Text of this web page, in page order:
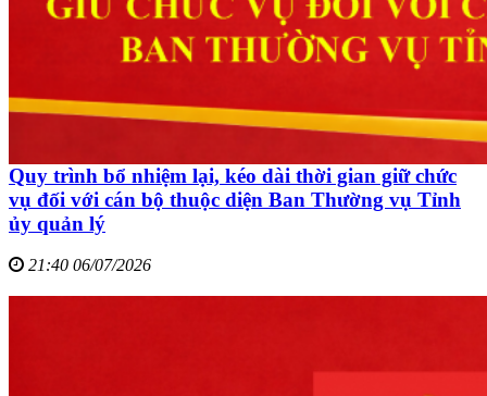
Quy trình bổ nhiệm lại, kéo dài thời gian giữ chức
vụ đối với cán bộ thuộc diện Ban Thường vụ Tỉnh
ủy quản lý
21:40 06/07/2026